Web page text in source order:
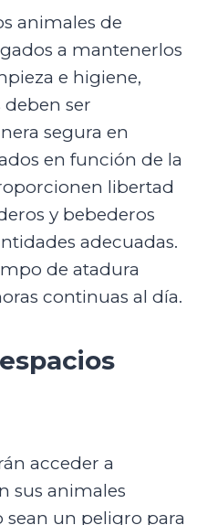
animales de
a mantenerlos
e higiene,
ser
segura en
en función de la
libertad
y bebederos
adecuadas.
de atadura
continuas al día.
acceder a
sus animales
un peligro para